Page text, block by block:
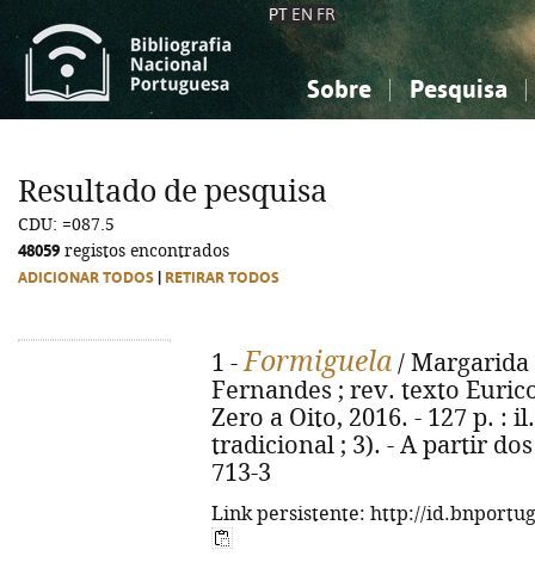
PT EN FR
Sobre Pesquisa
Ciências sociais...
Ciências sociais...
Resultado de pesquisa
CDU: =087.5
48059 registos encontrados
ADICIONAR TODOS RETIRAR TODOS
1 -Formiguela / Margarida
Fernandes ; rev. texto
Zero a Oito, 2016. - 127 p. :
tradicional ; 3). - A partir dos
713-3
Link persistente: http://